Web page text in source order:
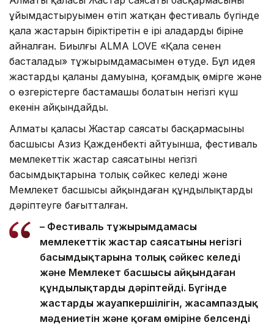
ұйымдастыруымен өтіп жатқан фестиваль бүгінде
қала жастарын біріктіретін ең ірі алаңдардың біріне
айналған. Биылғы ALMA LOVE «Қала сенен
басталады» тұжырымдамасымен өтуде. Бұл идея
жастардың қаланың дамуына, қоғамдық өмірге және
оң өзгерістерге бастамашы болатын негізгі күш
екенін айқындайды.
Алматы қаласы Жастар саясаты басқармасының
басшысы Азиз Қажденбектің айтуынша, фестиваль
мемлекеттік жастар саясатының негізгі
басымдықтарына толық сәйкес келеді және
Мемлекет басшысы айқындаған құндылықтарды
дәріптеуге бағытталған.
– Фестиваль тұжырымдамасы
мемлекеттік жастар саясатының негізгі
басымдықтарына толық сәйкес келеді
және Мемлекет басшысы айқындаған
құндылықтарды дәріптейді. Бүгінде
жастардың жауапкершілігін, жасампаздық
мәдениетін және қоғам өміріне белсенді